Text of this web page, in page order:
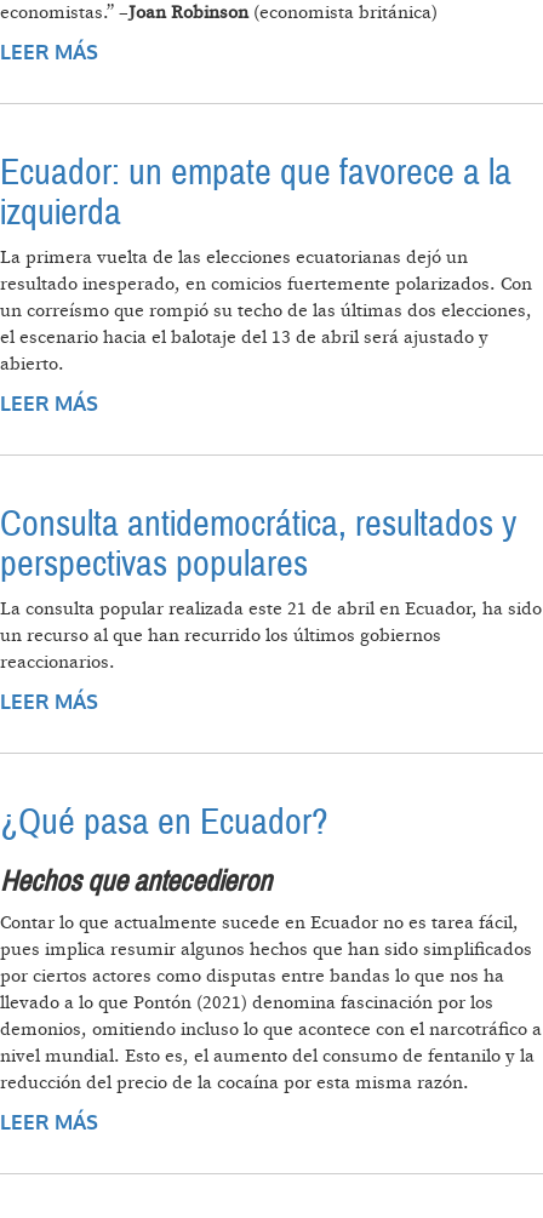
economistas.” –Joan Robinson(economista británica)
LEER MÁS
Ecuador: un empate que favorece a la
izquierda
La primera vuelta de las elecciones ecuatorianas dejó un
resultado inesperado, en comicios fuertemente polarizados. Con
un correísmo que rompió su techo de las últimas dos elecciones,
el escenario hacia el balotaje del 13 de abril será ajustado y
abierto.
LEER MÁS
Consulta antidemocrática, resultados y
perspectivas populares
La consulta popular realizada este 21 de abril en Ecuador, ha sido
un recurso al que han recurrido los últimos gobiernos
reaccionarios.
LEER MÁS
¿Qué pasa en Ecuador?
Hechos que antecedieron
Contar lo que actualmente sucede en Ecuador no es tarea fácil,
pues implica resumir algunos hechos que han sido simplificados
por ciertos actores como disputas entre bandas lo que nos ha
llevado a lo que Pontón (2021) denomina fascinación por los
demonios, omitiendo incluso lo que acontece con el narcotráfico a
nivel mundial. Esto es, el aumento del consumo de fentanilo y la
reducción del precio de la cocaína por esta misma razón.
LEER MÁS